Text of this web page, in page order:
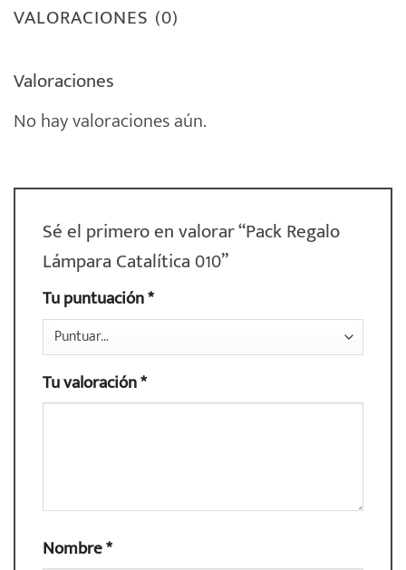
VALORACIONES (0)
Valoraciones
No hay valoraciones aún.
Sé el primero en valorar “Pack Regalo
Lámpara Catalítica 010”
Tu puntuación*
Tu valoración*
Nombre*